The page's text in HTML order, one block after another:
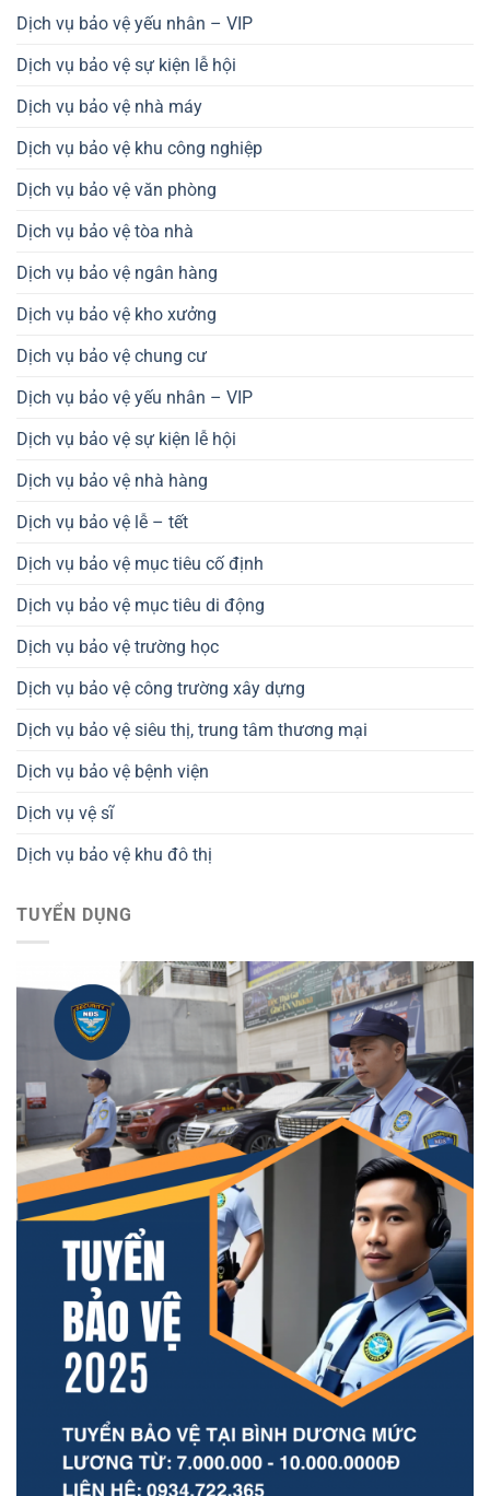
Dịch vụ bảo vệ yếu nhân – VIP
Dịch vụ bảo vệ sự kiện lễ hội
Dịch vụ bảo vệ nhà máy
Dịch vụ bảo vệ khu công nghiệp
Dịch vụ bảo vệ văn phòng
Dịch vụ bảo vệ tòa nhà
Dịch vụ bảo vệ ngân hàng
Dịch vụ bảo vệ kho xưởng
Dịch vụ bảo vệ chung cư
Dịch vụ bảo vệ yếu nhân – VIP
Dịch vụ bảo vệ sự kiện lễ hội
Dịch vụ bảo vệ nhà hàng
Dịch vụ bảo vệ lễ – tết
Dịch vụ bảo vệ mục tiêu cố định
Dịch vụ bảo vệ mục tiêu di động
Dịch vụ bảo vệ trường học
Dịch vụ bảo vệ công trường xây dựng
Dịch vụ bảo vệ siêu thị, trung tâm thương mại
Dịch vụ bảo vệ bệnh viện
Dịch vụ vệ sĩ
Dịch vụ bảo vệ khu đô thị
TUYỂN DỤNG